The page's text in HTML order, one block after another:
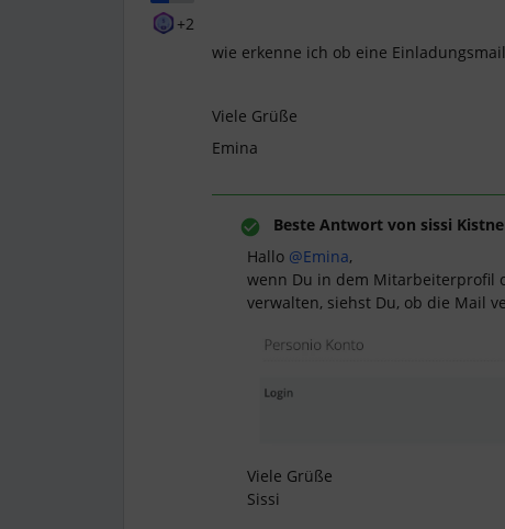
+2
wie erkenne ich ob eine
Viele Grüße
Emina
Beste Antwort von sissi
Hallo @Emina,
wenn Du in dem Mitarbeiterprofil
verwalten, siehst Du, ob die Mail
Viele Grüße
Sissi